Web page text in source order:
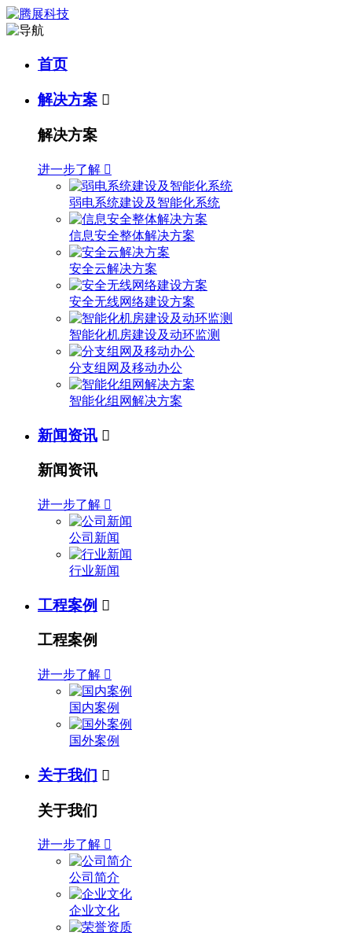
首页
解决方案 
解决方案
进一步了解 
弱电系统建设及智能化系统
信息安全整体解决方案
安全云解决方案
安全无线网络建设方案
智能化机房建设及动环监测
分支组网及移动办公
智能化组网解决方案
新闻资讯 
新闻资讯
进一步了解 
公司新闻
行业新闻
工程案例 
工程案例
进一步了解 
国内案例
国外案例
关于我们 
关于我们
进一步了解 
公司简介
企业文化